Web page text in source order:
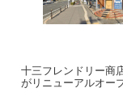
十三フレンドリー商
がリニューアルオー